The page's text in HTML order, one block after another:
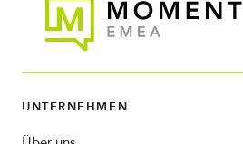
UNTERNEHMEN